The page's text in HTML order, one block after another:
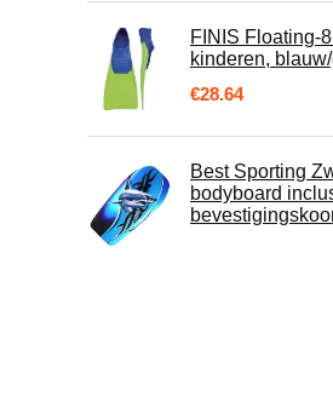
FINIS Floating-
kinderen,
€28.64
Best Sporting
bodyboard